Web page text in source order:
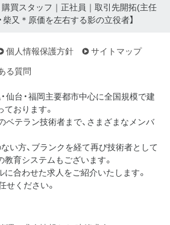
購買スタッフ｜正社員｜取引先開拓(主任
柴又＊原価を左右する影の立役者】
個人情報保護方針
サイトマップ
る質問
仙台・福岡主要都市中心に全国規模で建
おります。
ベテラン技術者まで、さまざまなメンバ
い方、ブランクを経て再び技術者として
育システムもございます。
合わせた求人をご紹介いたします。
せください。